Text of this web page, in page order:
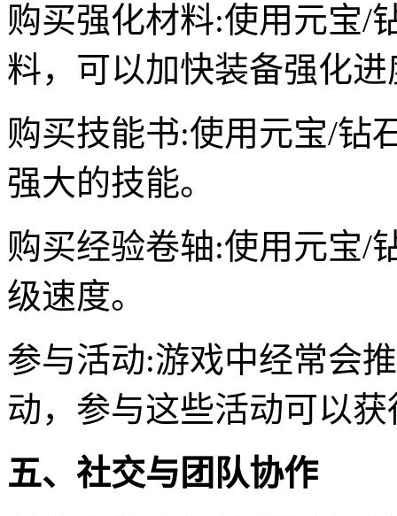
购买强化材料:使用元宝/
料，可以加快装备强化进
购买技能书:使用元宝/钻
强大的技能。
购买经验卷轴:使用元宝/
级速度。
参与活动:游戏中经常会
动，参与这些活动可以
五、社交与团队协作